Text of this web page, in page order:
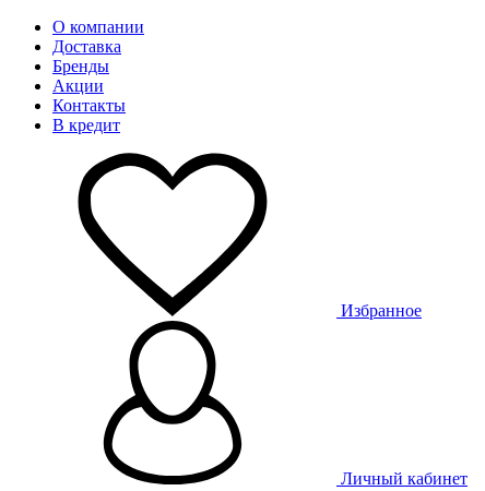
О компании
Доставка
Бренды
Акции
Контакты
В кредит
Избранное
Личный кабинет